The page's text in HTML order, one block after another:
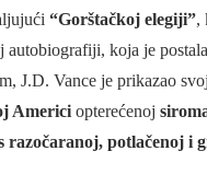
“Gorštačkoj elegiji”,
koja je
J.D. Vance je prikazao
Americi opterećenoj
razočaranoj, potlačenoj i